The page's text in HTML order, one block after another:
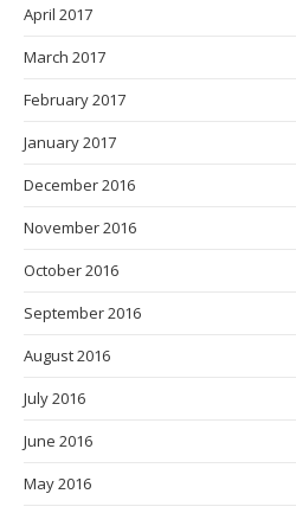
April 2017
March 2017
February 2017
January 2017
December 2016
November 2016
October 2016
September 2016
August 2016
July 2016
June 2016
May 2016